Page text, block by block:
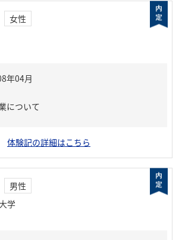
女性
について
体験記の詳細はこちら
男性
学